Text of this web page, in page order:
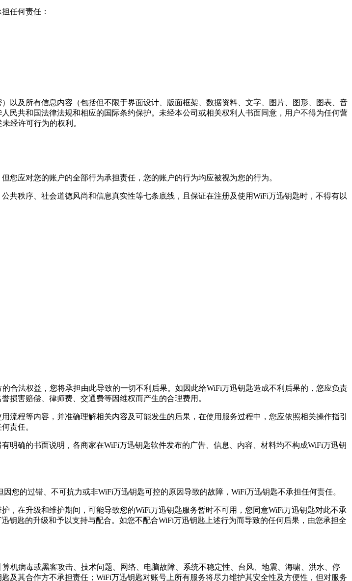
任何责任：
以及所有信息内容（包括但不限于界面设计、版面框架、数据资料、文字、图片、图形、图表、音
民共和国法律法规和相应的国际条约保护。未经本公司或相关权利人书面同意，用户不得为任何营
经许可行为的权利。
应对您的账户的全部行为承担责任，您的账户的行为均应被视为您的行为。
共秩序、社会道德风尚和信息真实性等七条底线，且保证在注册及使用WiFi万迅钥匙时，不得有以
合法权益，您将承担由此导致的一切不利后果。如因此给WiFi万迅钥匙造成不利后果的，您应负责
损害赔偿、律师费、交通费等因维权而产生的合理费用。
程等内容，并准确理解相关内容及可能发生的后果，在使用服务过程中，您应依照相关操作指引
责任。
明确的书面说明，各商家在WiFi万迅钥匙软件发布的广告、信息、内容、材料均不构成WiFi万迅钥
您的过错、不可抗力或非WiFi万迅钥匙可控的原因导致的故障，WiFi万迅钥匙不承担任何责任。
，在升级和维护期间，可能导致您的WiFi万迅钥匙服务暂时不可用，您同意WiFi万迅钥匙对此不承
钥匙的升级和予以支持与配合。如您不配合WiFi万迅钥匙上述行为而导致的任何后果，由您承担全
机病毒或黑客攻击、技术问题、网络、电脑故障、系统不稳定性、台风、地震、海啸、洪水、停
及其合作方不承担责任；WiFi万迅钥匙对账号上所有服务将尽力维护其安全性及方便性，但对服务